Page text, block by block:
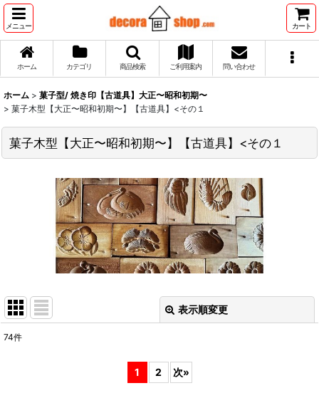
メニュー カート
ホーム カテゴリ 商品検索 ご利用案内 問い合わせ
ホーム > 菓子型/ 焼き印【古道具】大正〜昭和初期〜
> 菓子木型【大正〜昭和初期〜】【古道具】<その１
菓子木型【大正〜昭和初期〜】【古道具】<その１
表示順変更
74件
1 2 次»